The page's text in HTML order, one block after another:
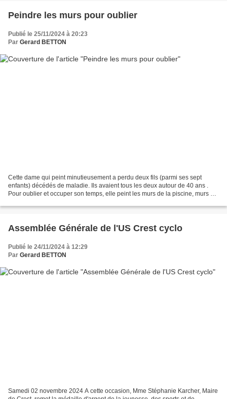
Peindre les murs pour oublier
Publié le 25/11/2024 à 20:23
Par Gerard BETTON
Cette dame qui peint minutieusement a perdu deux fils (parmi ses sept
enfants) décédés de maladie. Ils avaient tous les deux autour de 40 ans .
Pour oublier et occuper son temps, elle peint les murs de la piscine, murs qui
Assemblée Générale de l'US Crest cyclo
Publié le 24/11/2024 à 12:29
Par Gerard BETTON
Samedi 02 novembre 2024 A cette occasion, Mme Stéphanie Karcher, Maire